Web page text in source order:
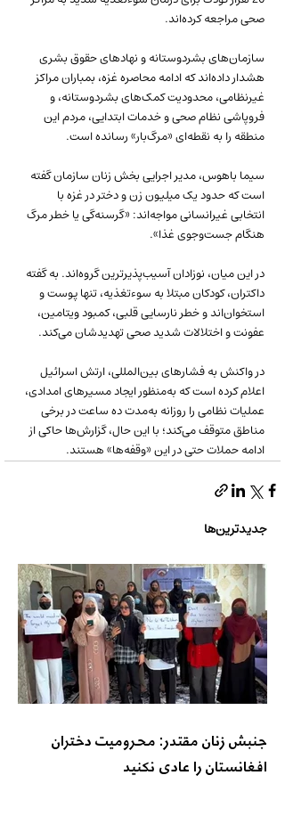
صحی مراجعه کرده‌اند.
سازمان‌های بشردوستانه و نهادهای حقوق بشری
هشدار داده‌اند که ادامه محاصره‌ غزه، بمباران مراکز
غیرنظامی، محدودیت کمک‌های بشردوستانه، و
فروپاشی نظام صحی و خدمات ابتدایی، مردم این
منطقه را به نقطه‌ای «مرگ‌بار» رسانده است.
سیما باهوس، مدیر اجرایی بخش زنان سازمان گفته
است که حدود یک میلیون زن و دختر در غزه با
انتخابی غیرانسانی مواجه‌اند: «گرسنه‌گی یا خطر مرگ
هنگام جست‌وجوی غذا».
داکتران، کودکان مبتلا به سوء‌تغذیه، تنها پوست و
استخوان‌اند و خطر نارسایی قلبی، کمبود ویتامین،
عفونت و اختلالات شدید صحی تهدیدشان می‌کند.
در واکنش به فشارهای بین‌المللی، ارتش اسرائیل
اعلام کرده است که به‌منظور ایجاد مسیرهای امدادی،
عملیات نظامی را روزانه به‌مدت ده ساعت در برخی
مناطق متوقف می‌کند؛ با این حال، گزارش‌ها حاکی از
ادامه حملات حتی در این «وقفه‌ها» هستند.
جدیدترین‌ها
جنبش زنان مقتدر: محرومیت دختران
افغانستان را عادی نکنید